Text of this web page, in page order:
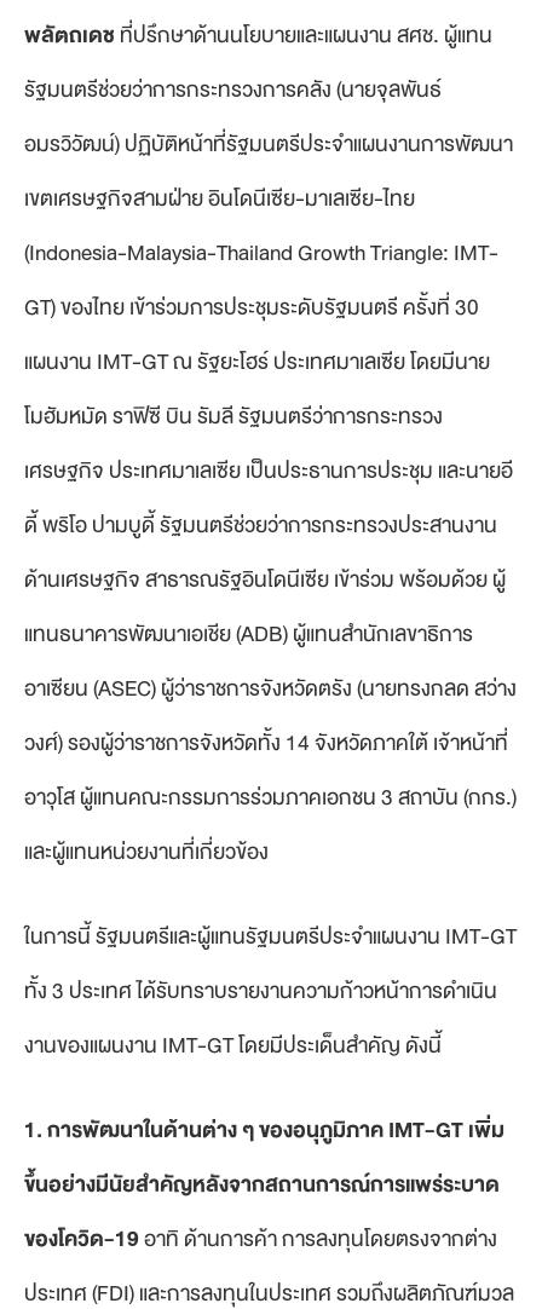
พลัตถเดช ที่ปรึกษาด้านนโยบายและแผนงาน สศช. ผู้แทน
รัฐมนตรีช่วยว่าการกระทรวงการคลัง (นายจุลพันธ์
อมรวิวัฒน์) ปฏิบัติหน้าที่รัฐมนตรีประจำแผนงานการพัฒนา
เขตเศรษฐกิจสามฝ่าย อินโดนีเซีย-มาเลเซีย-ไทย
(Indonesia-Malaysia-Thailand Growth Triangle: IMT-
GT) ของไทย เข้าร่วมการประชุมระดับรัฐมนตรี ครั้งที่ 30
แผนงาน IMT-GT ณ รัฐยะโฮร์ ประเทศมาเลเซีย โดยมีนาย
โมฮัมหมัด ราฟิซี บิน รัมลี รัฐมนตรีว่าการกระทรวง
เศรษฐกิจ ประเทศมาเลเซีย เป็นประธานการประชุม และนายอี
ดี้ พริโอ ปามบูดี้ รัฐมนตรีช่วยว่าการกระทรวงประสานงาน
ด้านเศรษฐกิจ สาธารณรัฐอินโดนีเซีย เข้าร่วม พร้อมด้วย ผู้
แทนธนาคารพัฒนาเอเชีย (ADB) ผู้แทนสำนักเลขาธิการ
อาเซียน (ASEC) ผู้ว่าราชการจังหวัดตรัง (นายทรงกลด สว่าง
วงศ์) รองผู้ว่าราชการจังหวัดทั้ง 14 จังหวัดภาคใต้ เจ้าหน้าที่
อาวุโส ผู้แทนคณะกรรมการร่วมภาคเอกชน 3 สถาบัน (กกร.)
และผู้แทนหน่วยงานที่เกี่ยวข้อง
ในการนี้ รัฐมนตรีและผู้แทนรัฐมนตรีประจำแผนงาน IMT-GT
ทั้ง 3 ประเทศ ได้รับทราบรายงานความก้าวหน้าการดำเนิน
งานของแผนงาน IMT-GT โดยมีประเด็นสำคัญ ดังนี้
1. การพัฒนาในด้านต่าง ๆ ของอนุภูมิภาค IMT-GT เพิ่ม
ขึ้นอย่างมีนัยสำคัญหลังจากสถานการณ์การแพร่ระบาด
ของโควิด-19อาทิ ด้านการค้า การลงทุนโดยตรงจากต่าง
ประเทศ (FDI) และการลงทุนในประเทศ รวมถึงผลิตภัณฑ์มวล